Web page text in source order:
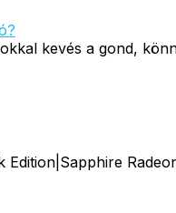
kevés a gond,